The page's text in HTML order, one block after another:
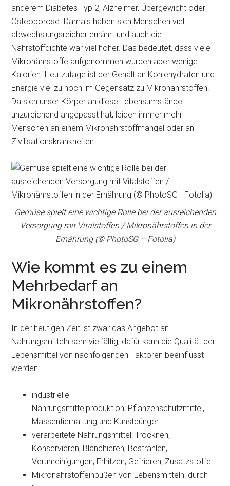
anderem Diabetes Typ 2, Alzheimer, Übergewicht oder
Osteoporose. Damals haben sich Menschen viel
abwechslungsreicher ernährt und auch die
Nährstoffdichte war viel höher. Das bedeutet, dass viele
Mikronährstoffe aufgenommen wurden aber wenige
Kalorien. Heutzutage ist der Gehalt an Kohlehydraten und
Energie viel zu hoch im Gegensatz zu Mikronährstoffen.
Da sich unser Körper an diese Lebensumstände
unzureichend angepasst hat, leiden immer mehr
Menschen an einem Mikronährstoffmangel oder an
Zivilisationskrankheiten.
Gemüse spielt eine wichtige Rolle bei der ausreichenden
Versorgung mit Vitalstoffen / Mikronährstoffen in der
Ernährung (© PhotoSG – Fotolia)
Wie kommt es zu einem
Mehrbedarf an
Mikronährstoffen?
In der heutigen Zeit ist zwar das Angebot an
Nahrungsmitteln sehr vielfältig, dafür kann die Qualität der
Lebensmittel von nachfolgenden Faktoren beeinflusst
werden:
industrielle
Nahrungsmittelproduktion: Pflanzenschutzmittel,
Massentierhaltung und Kunstdünger
verarbeitete Nahrungsmittel: Trocknen,
Konservieren, Blanchieren, Bestrahlen,
Verunreinigungen, Erhitzen, Gefrieren, Zusatzstoffe
Mikronährstoffeinbußen von Lebensmitteln: durch